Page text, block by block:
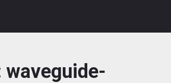
waveguide-